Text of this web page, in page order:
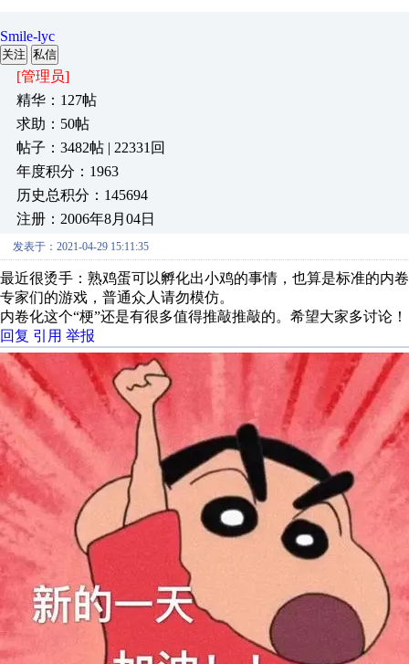
Smile-lyc
关注 私信
[管理员]
精华：127帖
求助：50帖
帖子：3482帖 | 22331回
年度积分：1963
历史总积分：145694
注册：2006年8月04日
发表于：2021-04-29 15:11:35
最近很烫手：熟鸡蛋可以孵化出小鸡的事情，也算是标准的内
专家们的游戏，普通众人请勿模仿。
内卷化这个“梗”还是有很多值得推敲推敲的。希望大家多讨论！
回复 引用 举报